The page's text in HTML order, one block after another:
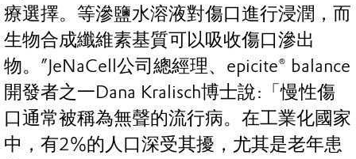
療選擇。等滲鹽水溶液對傷口進行浸潤，而
生物合成纖維素基質可以吸收傷口滲出
物。”JeNaCell公司總經理、epicite® balance
開發者之一Dana Kralisch博士說:「慢性傷
口通常被稱為無聲的流行病。在工業化國家
中，有2%的人口深受其擾，尤其是老年患